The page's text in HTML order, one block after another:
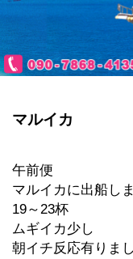
マルイカ
午前便
マルイカに出船し
19～23杯
ムギイカ少し
朝イチ反応有りま